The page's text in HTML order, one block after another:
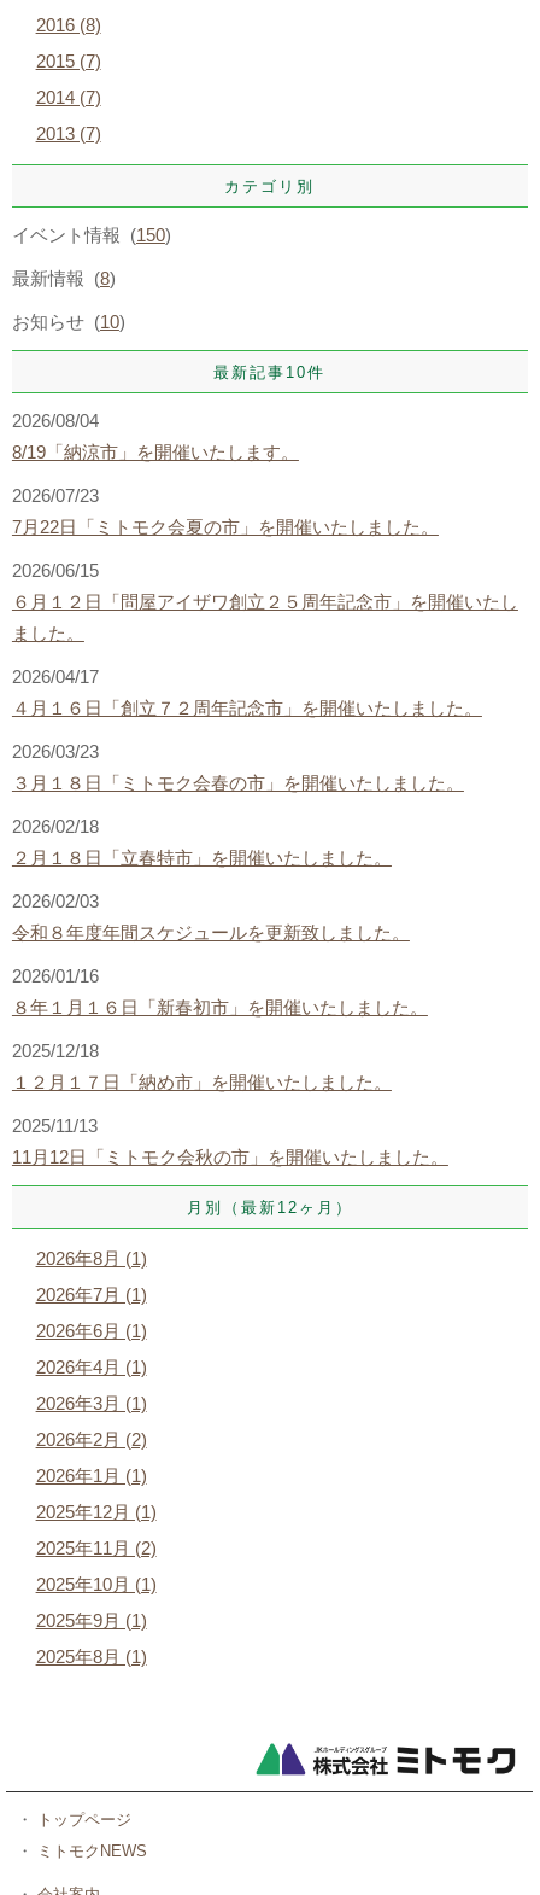
2016 (8)
2015 (7)
2014 (7)
2013 (7)
カテゴリ別
イベント情報 (150)
最新情報 (8)
お知らせ (10)
最新記事10件
2026/08/04
8/19「納涼市」を開催いたします。
2026/07/23
7月22日「ミトモク会夏の市」を開催いたしました。
2026/06/15
６月１２日「問屋アイザワ創立２５周年記念市」を開催いたし
ました。
2026/04/17
４月１６日「創立７２周年記念市」を開催いたしました。
2026/03/23
３月１８日「ミトモク会春の市」を開催いたしました。
2026/02/18
２月１８日「立春特市」を開催いたしました。
2026/02/03
令和８年度年間スケジュールを更新致しました。
2026/01/16
８年１月１６日「新春初市」を開催いたしました。
2025/12/18
１２月１７日「納め市」を開催いたしました。
2025/11/13
11月12日「ミトモク会秋の市」を開催いたしました。
月別（最新12ヶ月）
2026年8月 (1)
2026年7月 (1)
2026年6月 (1)
2026年4月 (1)
2026年3月 (1)
2026年2月 (2)
2026年1月 (1)
2025年12月 (1)
2025年11月 (2)
2025年10月 (1)
2025年9月 (1)
2025年8月 (1)
・
トップページ
・
ミトモクNEWS